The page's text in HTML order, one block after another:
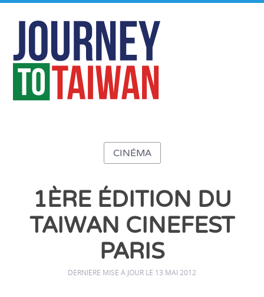
CINÉMA
1ÈRE ÉDITION DU
TAIWAN CINEFEST
PARIS
DERNIÈRE MISE À JOUR LE 13 MAI 2012